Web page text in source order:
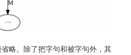
略。除了把字句和被字句外，其